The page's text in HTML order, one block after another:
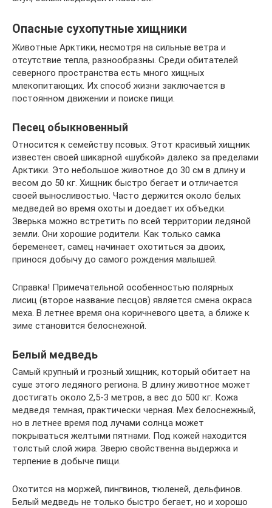
Опасные сухопутные хищники
Животные Арктики, несмотря на сильные ветра и
отсутствие тепла, разнообразны. Среди обитателей
северного пространства есть много хищных
млекопитающих. Их способ жизни заключается в
постоянном движении и поиске пищи.
Песец обыкновенный
Относится к семейству псовых. Этот красивый хищник
известен своей шикарной «шубкой» далеко за пределами
Арктики. Это небольшое животное до 30 см в длину и
весом до 50 кг. Хищник быстро бегает и отличается
своей выносливостью. Часто держится около белых
медведей во время охоты и доедает их объедки.
Зверька можно встретить по всей территории ледяной
земли. Они хорошие родители. Как только самка
беременеет, самец начинает охотиться за двоих,
принося добычу до самого рождения малышей.
Справка! Примечательной особенностью полярных
лисиц (второе название песцов) является смена окраса
меха. В летнее время она коричневого цвета, а ближе к
зиме становится белоснежной.
Белый медведь
Самый крупный и грозный хищник, который обитает на
суше этого ледяного региона. В длину животное может
достигать около 2,5-3 метров, а вес до 500 кг. Кожа
медведя темная, практически черная. Мех белоснежный,
но в летнее время под лучами солнца может
покрываться желтыми пятнами. Под кожей находится
толстый слой жира. Зверю свойственна выдержка и
терпение в добыче пищи.
Охотится на моржей, пингвинов, тюленей, дельфинов.
Белый медведь не только быстро бегает, но и хорошо